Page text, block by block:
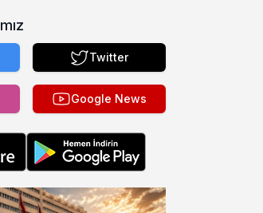
Twitter
Google News